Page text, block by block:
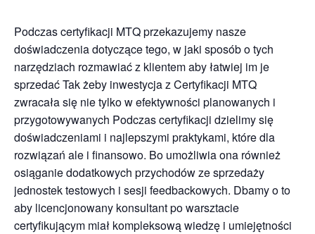
Podczas certyfikacji MTQ przekazujemy nasze
doświadczenia dotyczące tego, w jaki sposób o tych
narzędziach rozmawiać z klientem aby łatwiej im je
sprzedać Tak żeby inwestycja z Certyfikacji MTQ
zwracała się nie tylko w efektywności planowanych i
przygotowywanych Podczas certyfikacji dzielimy się
doświadczeniami i najlepszymi praktykami, które dla
rozwiązań ale i finansowo. Bo umożliwia ona również
osiąganie dodatkowych przychodów ze sprzedaży
jednostek testowych i sesji feedbackowych. Dbamy o to
aby licencjonowany konsultant po warsztacie
certyfikującym miał kompleksową wiedzę i umiejętności